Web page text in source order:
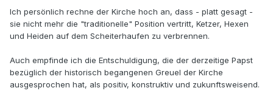
Ich persönlich rechne der Kirche hoch an, dass - platt gesagt -
sie nicht mehr die "traditionelle" Position vertritt, Ketzer, Hexen
und Heiden auf dem Scheiterhaufen zu verbrennen.
Auch empfinde ich die Entschuldigung, die der derzeitige Papst
bezüglich der historisch begangenen Greuel der Kirche
ausgesprochen hat, als positiv, konstruktiv und zukunftsweisend.